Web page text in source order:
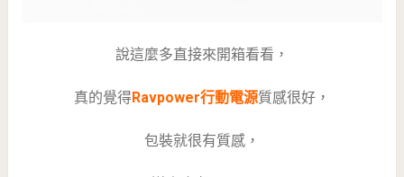
說這麼多直接來開箱看看，
真的覺得Ravpower行動電源質感很好，
包裝就很有質感，